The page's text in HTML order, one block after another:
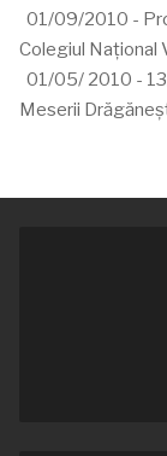
01/09/2010 -
Colegiul Național
01/05/ 2010 -
Meserii